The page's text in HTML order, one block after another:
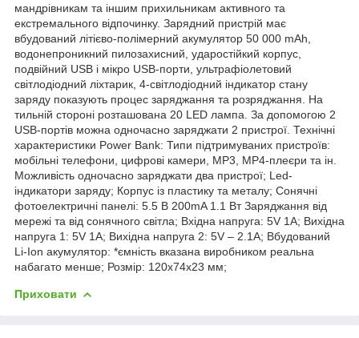
мандрівникам та іншим прихильникам активного та
екстремального відпочинку. Зарядний пристрій має
вбудований літієво-полімерний акумулятор 50 000 mAh,
водонепроникний пилозахисний, ударостійкий корпус,
подвійний USB і мікро USB-порти, ультрафіолетовий
світлодіодний ліхтарик, 4-світлодіодний індикатор стану
заряду показують процес заряджання та розряджання. На
тильній стороні розташована 20 LED лампа. За допомогою 2
USB-портів можна одночасно заряджати 2 пристрої. Технічні
характеристики Power Bank: Типи підтримуваних пристроїв:
мобільні телефони, цифрові камери, MP3, MP4-плеєри та ін.
Можливість одночасно заряджати два пристрої; Led-
індикатори заряду; Корпус із пластику та металу; Сонячні
фотоелектричні панелі: 5.5 В 200mA 1.1 Вт Заряджання від
мережі та від сонячного світла; Вхідна напруга: 5V 1A; Вихідна
напруга 1: 5V 1A; Вихідна напруга 2: 5V – 2.1A; Вбудований
Li-Ion акумулятор: *ємність вказана виробником реальна
набагато менше; Розмір: 120х74х23 мм;
Приховати